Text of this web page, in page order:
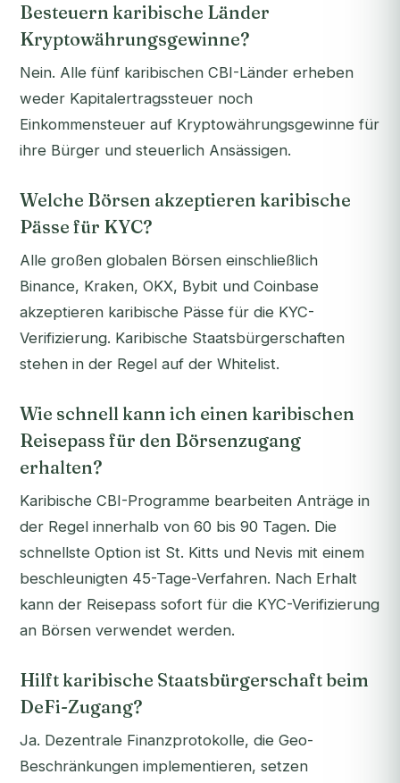
Besteuern karibische Länder
Kryptowährungsgewinne?
Nein. Alle fünf karibischen CBI-Länder erheben
weder Kapitalertragssteuer noch
Einkommensteuer auf Kryptowährungsgewinne für
ihre Bürger und steuerlich Ansässigen.
Welche Börsen akzeptieren karibische
Pässe für KYC?
Alle großen globalen Börsen einschließlich
Binance, Kraken, OKX, Bybit und Coinbase
akzeptieren karibische Pässe für die KYC-
Verifizierung. Karibische Staatsbürgerschaften
stehen in der Regel auf der Whitelist.
Wie schnell kann ich einen karibischen
Reisepass für den Börsenzugang
erhalten?
Karibische CBI-Programme bearbeiten Anträge in
der Regel innerhalb von 60 bis 90 Tagen. Die
schnellste Option ist St. Kitts und Nevis mit einem
beschleunigten 45-Tage-Verfahren. Nach Erhalt
kann der Reisepass sofort für die KYC-Verifizierung
an Börsen verwendet werden.
Hilft karibische Staatsbürgerschaft beim
DeFi-Zugang?
Ja. Dezentrale Finanzprotokolle, die Geo-
Beschränkungen implementieren, setzen